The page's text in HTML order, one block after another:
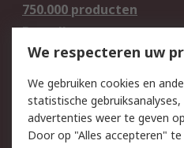
750.000 producten
Bestellen
Retouren
Track & Trace
Wettelijk
We respecteren uw
We gebruiken cookies en
statistische
advertenties weer te geven
Door op "Alles accepteren"